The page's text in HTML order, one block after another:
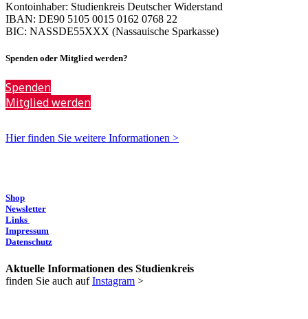
Kontoinhaber: Studienkreis Deutscher Widerstand
IBAN: DE90 5105 0015 0162 0768 22
BIC: NASSDE55XXX (Nassauische Sparkasse)
Spenden oder Mitglied werden?
Spenden
Mitglied werden
Hier finden Sie weitere Informationen >
Shop
Newsletter
Links
Impressum
Datenschutz
Aktuelle Informationen des Studienkreis
finden Sie auch aufInstagram >